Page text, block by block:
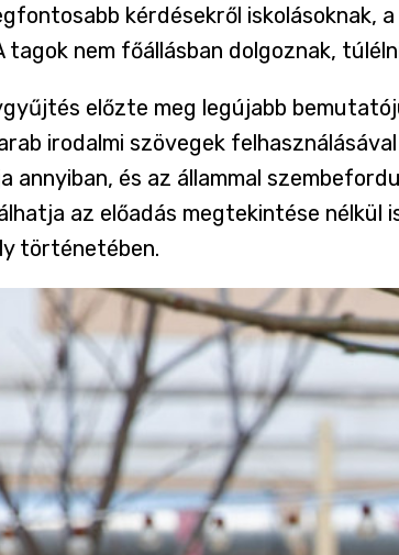
kérdésekről iskolásoknak,
nem főállásban dolgoznak,
előzte meg legújabb
irodalmi szövegek
annyiban, és az állammal
az előadás megtekintése nélkül
történetében.